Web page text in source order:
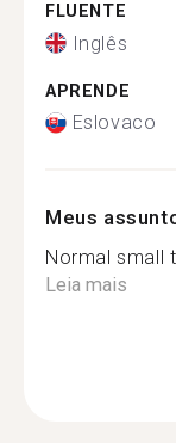
FLUENTE
Inglês
APRENDE
Eslovaco
Meus
Normal small
Leia mais